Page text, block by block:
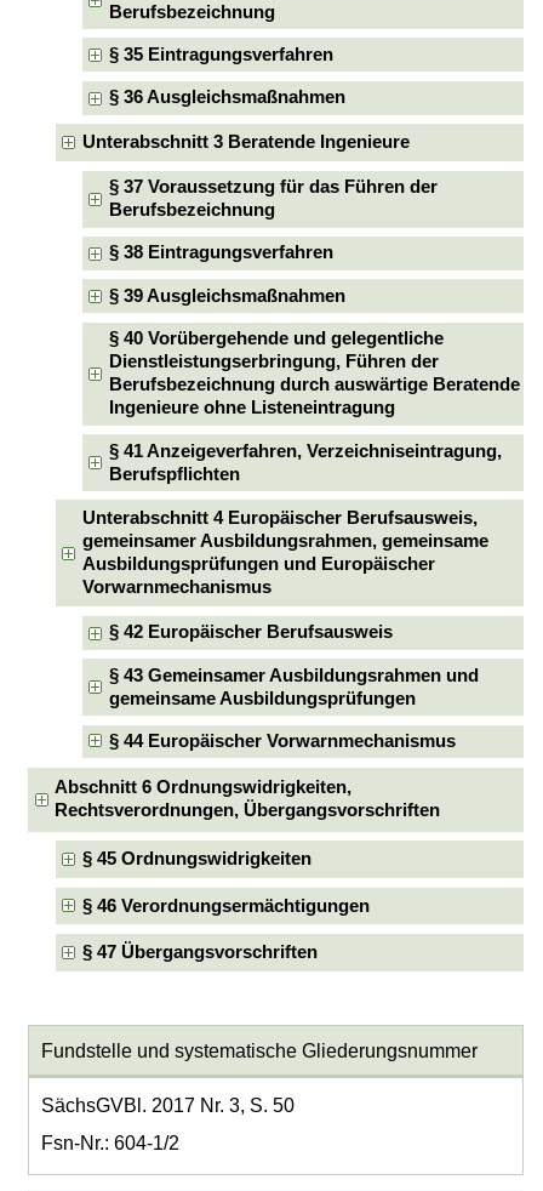
Berufsbezeichnung
§ 35 Eintragungsverfahren
§ 36 Ausgleichsmaßnahmen
Unterabschnitt 3 Beratende Ingenieure
§ 37 Voraussetzung für das Führen der
Berufsbezeichnung
§ 38 Eintragungsverfahren
§ 39 Ausgleichsmaßnahmen
§ 40 Vorübergehende und gelegentliche
Dienstleistungserbringung, Führen der
Berufsbezeichnung durch auswärtige Beratende
Ingenieure ohne Listeneintragung
§ 41 Anzeigeverfahren, Verzeichniseintragung,
Berufspflichten
Unterabschnitt 4 Europäischer Berufsausweis,
gemeinsamer Ausbildungsrahmen, gemeinsame
Ausbildungsprüfungen und Europäischer
Vorwarnmechanismus
§ 42 Europäischer Berufsausweis
§ 43 Gemeinsamer Ausbildungsrahmen und
gemeinsame Ausbildungsprüfungen
§ 44 Europäischer Vorwarnmechanismus
Abschnitt 6 Ordnungswidrigkeiten,
Rechtsverordnungen, Übergangsvorschriften
§ 45 Ordnungswidrigkeiten
§ 46 Verordnungsermächtigungen
§ 47 Übergangsvorschriften
Fundstelle und systematische Gliederungsnummer
SächsGVBl. 2017 Nr. 3, S. 50
Fsn-Nr.: 604-1/2